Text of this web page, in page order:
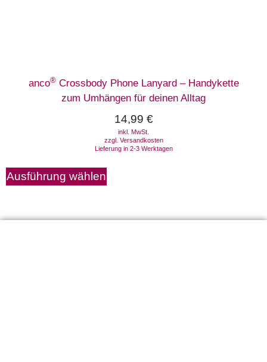
anco®Crossbody Phone Lanyard – Handykette
zum Umhängen für deinen Alltag
14,99 €
inkl. MwSt.
zzgl. Versandkosten
Lieferung in 2-3 Werktagen
Ausführung wählen